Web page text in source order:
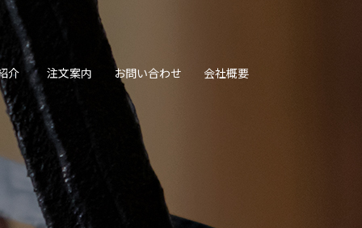
介 注文案内 お問い合わせ 会社概要